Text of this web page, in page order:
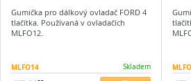
Gumička pro dálkový ovladač FORD 4
tlačítka. Používaná v ovladačích
MLFO12.
MLFO14 Skladem